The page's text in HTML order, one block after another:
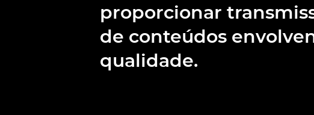
proporcionar
de conteúdos
qualidade.